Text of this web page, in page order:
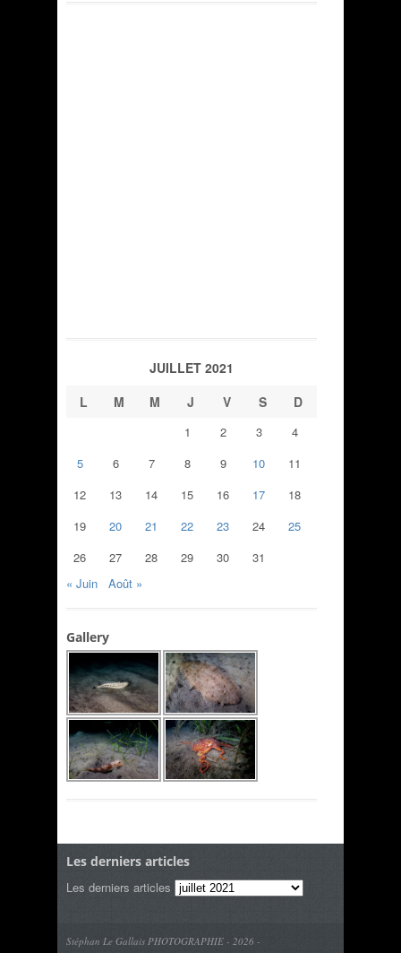
JUILLET 2021
L
M M J V S D
1 2 3
4
5
6 7 8 9 10
11
12
13 14 15 16 17
18
19
20 21 22 23 24
25
26
27 28 29 30
31
« Juin
Août »
Gallery
Les derniers articles
Les derniers articles
Stéphan Le Gallais PHOTOGRAPHIE - 2026 -